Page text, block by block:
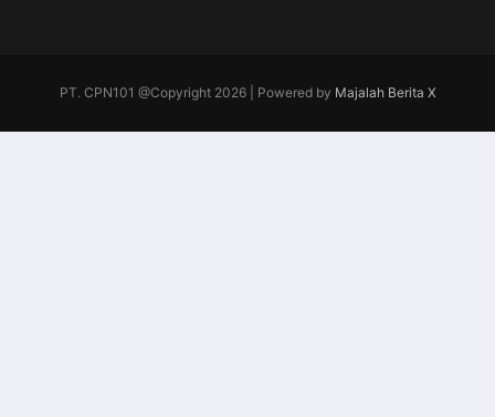
PT. CPN101 @Copyright 2026 | Powered by Majalah Berita X